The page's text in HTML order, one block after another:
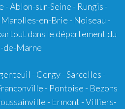
- Ablon-sur-Seine - Rungis -
en-Brie - Noiseau -
dans le département du
de-Marne
- Cergy - Sarcelles -
- Pontoise - Bezons
- Ermont - Villiers-